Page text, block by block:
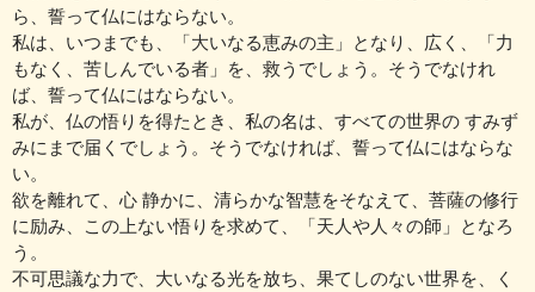
ら、誓って仏にはならない。
私は、いつまでも、「大いなる恵みの主」となり、広く、「力
もなく、苦しんでいる者」を、救うでしょう。そうでなけれ
ば、誓って仏にはならない。
私が、仏の悟りを得たとき、私の名は、すべての世界の すみず
みにまで届くでしょう。そうでなければ、誓って仏にはならな
い。
欲を離れて、心 静かに、清らかな智慧をそなえて、菩薩の修行
に励み、この上ない悟りを求めて、「天人や人々の師」となろ
う。
不可思議な力で、大いなる光を放ち、果てしのない世界を、く